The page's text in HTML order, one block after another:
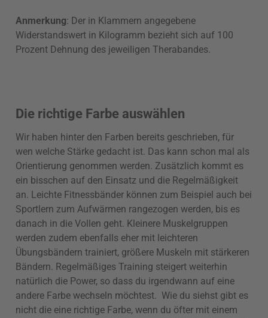
Anmerkung: Der in Klammern angegebene
Widerstandswert in Kilogramm bezieht sich auf 100
Prozent Dehnung des jeweiligen Therabandes.
Die richtige Farbe auswählen
Wir haben hinter den Farben bereits geschrieben, für
wen welche Stärke gedacht ist. Das kann schon mal als
Orientierung genommen werden. Zusätzlich kommt es
ein bisschen auf den Einsatz und die Regelmäßigkeit
an. Leichte Fitnessbänder können zum Beispiel auch bei
Sportlern zum Aufwärmen rangezogen werden, bis es
danach in die Vollen geht. Kleinere Muskelgruppen
werden zudem ebenfalls eher mit leichteren
Übungsbändern trainiert, größere Muskeln mit stärkeren
Bändern. Regelmäßiges Training steigert weiterhin
natürlich die Power, so dass du irgendwann auf eine
andere Farbe wechseln möchtest. Wie du siehst gibt es
nicht die eine richtige Farbe, wenn du öfter mit einem